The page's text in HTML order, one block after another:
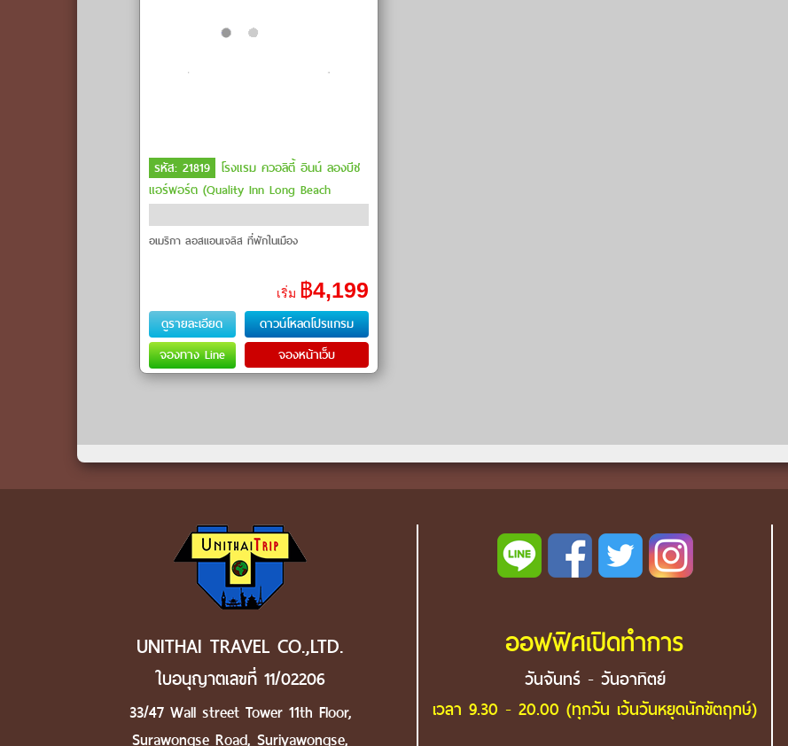
รหัส: 21819 โรงแรม ควอลิตี้ อินน์ ลองบีช
แอร์พอร์ต (Quality Inn Long Beach
อเมริกา ลอสแอนเจลิส ที่พักในเมือง
เริ่ม ฿4,199
ดูรายละเอียด
ดาวน์โหลดโปรแกรม
จองทาง Line
จองหน้าเว็บ
UNITHAI TRAVEL CO.,LTD.
ใบอนุญาตเลขที่ 11/02206
33/47 Wall street Tower 11th Floor,
Surawongse Road, Suriyawongse,
ออฟฟิศเปิดทำการ
วันจันทร์ - วันอาทิตย์
เวลา 9.30 - 20.00 (ทุกวัน เว้นวันหยุดนักขัตฤกษ์)